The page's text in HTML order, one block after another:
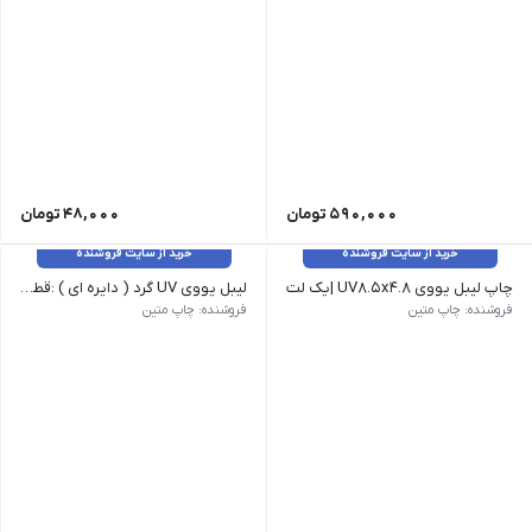
590,000 تومان 48,000تومان
خرید از سایت فروشنده
چاپ لیبل یووی UV۸.۵x۴.۸ |یک لت
سایز 7 روزکاری ۳ روزکاری فوری | ۸.۵x۴.۸ |یک لت 363,000 395,000 406,000 | ۸.۵x۹.۶ |دو لت 726,000 790,000 812,000 | ۴.۸x۱۷ |دو لت 726,000 790,000 812,000 | ۸.۵x۱۴.۴ |سه لت 1,089,000 1,185,000 1,218,000 | ۱۷x۹.۶ |چهار لت 1,452,000 1,580,000 1,624,000 | سایز A6 ۱۰.۵x۱۴.۴ 1,815,000 1,975,000 2,030,000 | سایز A5 ۱۴.۴x۲۰ 2,904,000 3,160,000 3,248,000 | سایز A4 ۲۰x۲۸.۸ 5,445,000 5,925,000 6,090,000 | سایز A3 ۲۸.۸x۴۲ 11,253,000 12,245,000 12,586,000
فروشنده: چاپ متین
خرید از سایت فروشنده
لیبل یووی UV گرد ( دایره ای ) :قطر ۳ ۸.۵x۴.۸ سایز (cm) ابعاد طراحی (cm) 9 روزکاری ۵ روزکاری فوری 3روزکاری قالب طراحی قطر ۳ ۸.۵x۴.۸ 613,000 645,000 656,000 | قطر ۴ ۸.۵x۴.۸ 613,000 645,000 656,000 | قطر ۵.۵ ۸.۵x۹.۶ 976,000 1,040,000 1,062,000 | قطر ۷.۵ ۸.۵x۹.۶ 976,000 1,040,000 1,062,000
فروشنده: چاپ متین